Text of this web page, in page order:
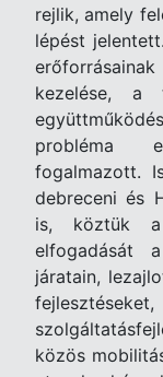
rejlik, amely
lépést
kezelése, a
probléma
fogalmazott.
debreceni és
is, köztük a
elfogadását
járatain,
közös